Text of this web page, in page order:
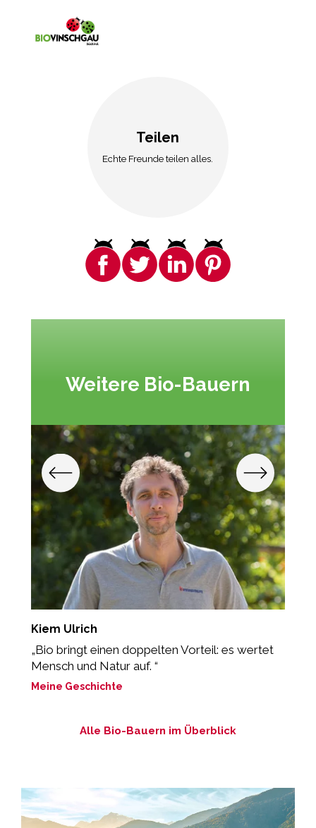
Teilen
Echte Freunde teilen alles.
Weitere Bio-Bauern
Kiem Ulrich
„Bio bringt einen doppelten Vorteil: es wertet
Mensch und Natur auf. “
Meine Geschichte
Alle Bio-Bauern im Überblick